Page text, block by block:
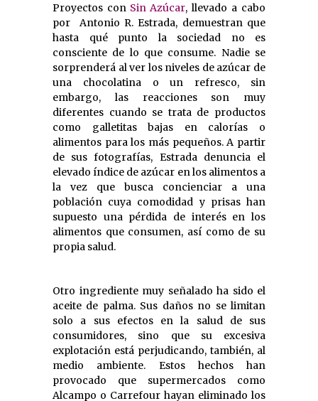
Proyectos con Sin Azúcar, llevado a cabo
por Antonio R. Estrada, demuestran que
hasta qué punto la sociedad no es
consciente de lo que consume. Nadie se
sorprenderá al ver los niveles de azúcar de
una chocolatina o un refresco, sin
embargo, las reacciones son muy
diferentes cuando se trata de productos
como galletitas bajas en calorías o
alimentos para los más pequeños. A partir
de sus fotografías, Estrada denuncia el
elevado índice de azúcar en los alimentos a
la vez que busca concienciar a una
población cuya comodidad y prisas han
supuesto una pérdida de interés en los
alimentos que consumen, así como de su
propia salud.
Otro ingrediente muy señalado ha sido el
aceite de palma. Sus daños no se limitan
solo a sus efectos en la salud de sus
consumidores, sino que su excesiva
explotación está perjudicando, también, al
medio ambiente. Estos hechos han
provocado que supermercados como
Alcampo o Carrefour hayan eliminado los